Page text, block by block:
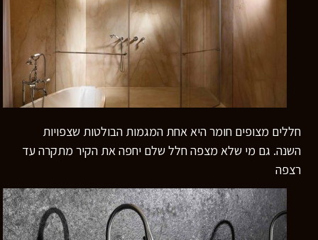
חללים מצופים חומר היא אחת המגמות הבולטות שצפויות
השנה. גם מי שלא מצפה חלל שלם יחפה את הקיר מתקרה עד
רצפה